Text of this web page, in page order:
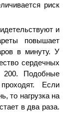
риск
и
повышает
в минуту. У
сердечных
Подобные
Если
то нагрузка на
в два раза.